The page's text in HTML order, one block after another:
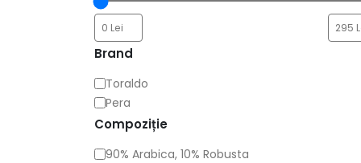
Brand
Toraldo
Pera
Compoziție
90% Arabica, 10% Robusta